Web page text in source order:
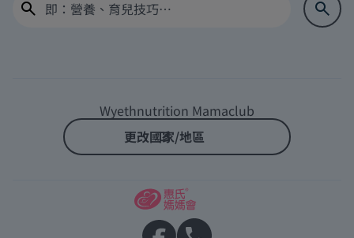
Wyethnutrition Mamaclub
更改國家/地區